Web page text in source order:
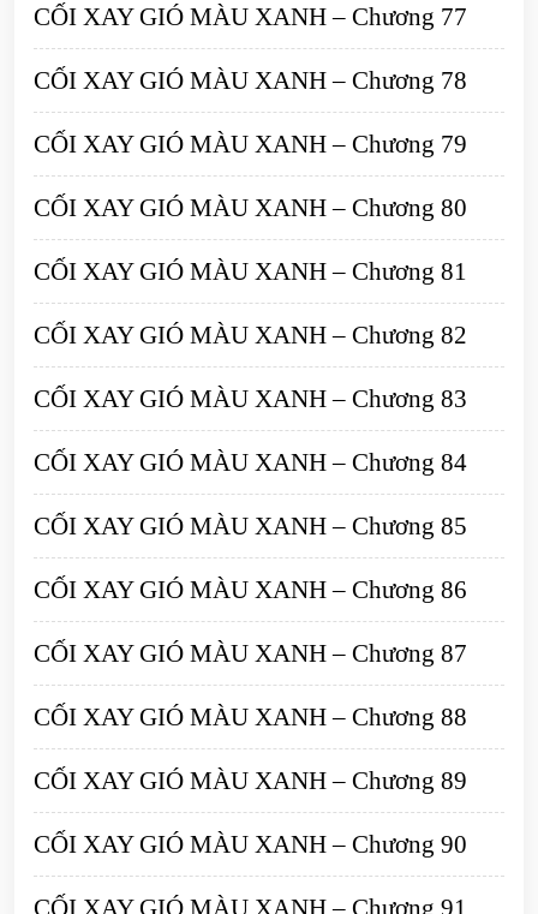
CỐI XAY GIÓ MÀU XANH – Chương 77
CỐI XAY GIÓ MÀU XANH – Chương 78
CỐI XAY GIÓ MÀU XANH – Chương 79
CỐI XAY GIÓ MÀU XANH – Chương 80
CỐI XAY GIÓ MÀU XANH – Chương 81
CỐI XAY GIÓ MÀU XANH – Chương 82
CỐI XAY GIÓ MÀU XANH – Chương 83
CỐI XAY GIÓ MÀU XANH – Chương 84
CỐI XAY GIÓ MÀU XANH – Chương 85
CỐI XAY GIÓ MÀU XANH – Chương 86
CỐI XAY GIÓ MÀU XANH – Chương 87
CỐI XAY GIÓ MÀU XANH – Chương 88
CỐI XAY GIÓ MÀU XANH – Chương 89
CỐI XAY GIÓ MÀU XANH – Chương 90
CỐI XAY GIÓ MÀU XANH – Chương 91